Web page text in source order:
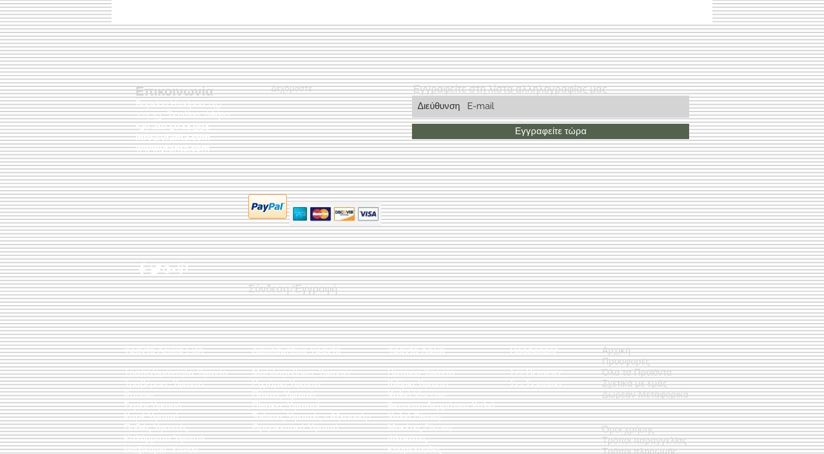
Επικοινωνία
Βορείου Ηπείρου 149
104 43Σεπόλια,Αθήνα
+30 210 50.14.994
info@yfanta.com
www.yfanta.com
Δεχόμαστε Εγγραφείτε στη λίστα αλληλογραφίας μας
Εγγραφείτε τώρα
Σύνδεση/Εγγραφή
Όροι χρήσης
Τρόποι παραγγελίας
Τρόποι πληρωμής
Διακοσμητικά Υφαντά
Μαξιλαροθήκες Υφαντές
Ριχτάρια Υφαντά
Πάντες Υφαντές
Πίνακες Υφαντοί
Τσάντες Υφαντές - Αξεσουάρ
Θρησκευτικά Υφαντά
Υφαντά Λευκά Είδη
Τραπεζομάντηλα Υφαντά
Τραβέρσες Υφαντές
Runner
Σεμέν Υφαντά
Καρέ Υφαντά
Ποδιές Υφαντές
Καλύμματα Υφαντά
Μαξιλάρια Ύπνου
Προσφορές
Σετ Πετσέτες
Σετ Σεντόνια
Αρχική
Προσφορές
Όλα τα Προϊόντα
Σχετικά με εμάς
Δωρεάν Μεταφορικά
Υφαντά Χαλιά
Πατάκια Υφαντά
Κιλίμια Υφαντά
Χαλιά Viscose
Άκαυστα Δερμάτινα Χαλιά
Χαλιά Disney
Μοκέτες Disney
Φλοκάτες
Κουρελούδες